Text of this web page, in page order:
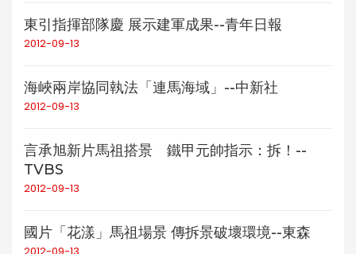
東引指揮部隊慶 展示建軍成果--青年日報
2012-09-13
海峽兩岸協同執法「連馬海域」--中新社
2012-09-13
言承旭新片馬祖搭景 鐵甲元帥指示：拆！--
TVBS
2012-09-13
國片「花漾」馬祖場景 傳拆景破壞環境--東森